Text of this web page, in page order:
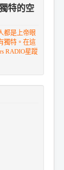
特的空
都是上帝眼
獨特。在這
RADIO星蹤